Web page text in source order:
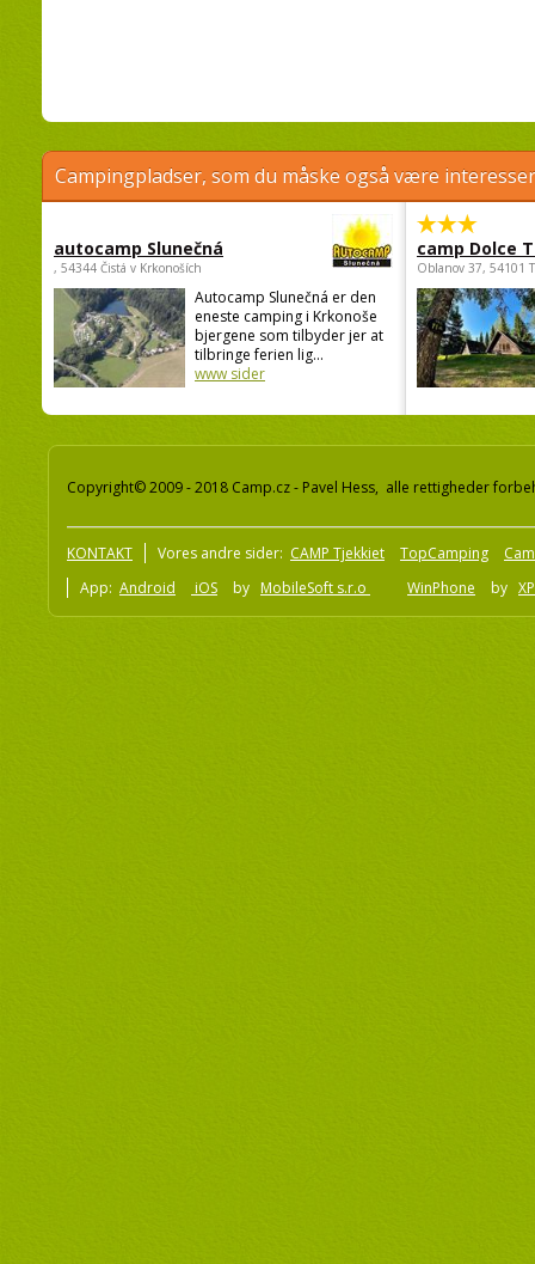
Campingpladser, som du måske også være
autocamp Slunečná
, 54344 Čistá v Krkonoších
Autocamp Slunečná er den
eneste camping i Krkonoše
bjergene som tilbyder jer at
tilbringe ferien lig...
www sider
camp Dolce
Oblanov 37, 54101
Copyright© 2009 - 2018 Camp.cz - Pavel Hess, alle rettigheder
KONTAKT Vores andre sider: CAMP Tjekkiet TopCamping
App: Android iOS by MobileSoft s.r.o WinPhone by